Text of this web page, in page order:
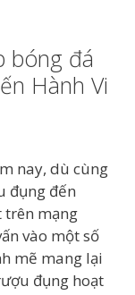
bóng đá
Hành Vi
nay, dù cùng
đụng đến
trên mạng
vào một số
mẽ mang lại
đụng hoạt